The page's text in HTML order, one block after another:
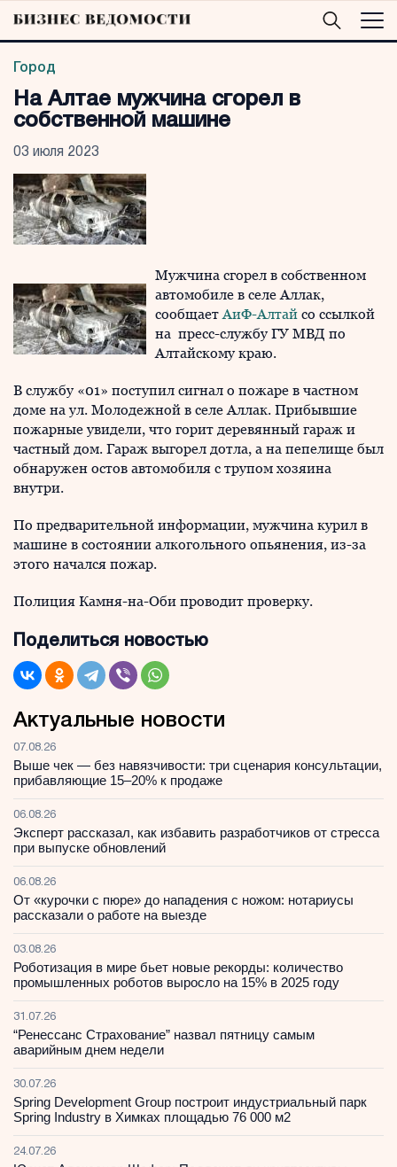
Город
На Алтае мужчина сгорел в
собственной машине
03 июля 2023
Мужчина сгорел в собственном
автомобиле в селе Аллак,
сообщаетАиФ-Алтай со ссылкой
на пресс-службу ГУ МВД по
Алтайскому краю.
В службу «01» поступил сигнал о пожаре в частном
доме на ул. Молодежной в селе Аллак. Прибывшие
пожарные увидели, что горит деревянный гараж и
частный дом. Гараж выгорел дотла, а на пепелище был
обнаружен остов автомобиля с трупом хозяина
внутри.
По предварительной информации, мужчина курил в
машине в состоянии алкогольного опьянения, из-за
этого начался пожар.
Полиция Камня-на-Оби проводит проверку.
Поделиться новостью
Актуальные новости
07.08.26
Выше чек — без навязчивости: три сценария консультации,
прибавляющие 15–20% к продаже
06.08.26
Эксперт рассказал, как избавить разработчиков от стресса
при выпуске обновлений
06.08.26
От «курочки с пюре» до нападения с ножом: нотариусы
рассказали о работе на выезде
03.08.26
Роботизация в мире бьет новые рекорды: количество
промышленных роботов выросло на 15% в 2025 году
31.07.26
“Ренессанс Страхование” назвал пятницу самым
аварийным днем недели
30.07.26
Spring Development Group построит индустриальный парк
Spring Industry в Химках площадью 76 000 м2
24.07.26